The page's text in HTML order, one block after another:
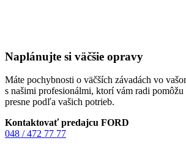
Naplánujte si väčšie opravy
Máte pochybnosti o väčších závadách vo
s našimi profesionálmi, ktorí vám radi pomôžu
presne podľa vašich potrieb.
Kontaktovať predajcu FORD
048 / 472 77 77